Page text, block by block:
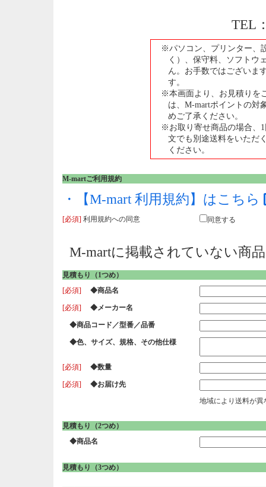
TEL
※パソコン、プリンター、
く）、保守料、ソフトウ
ん。お手数ではございま
す。
※本画面より、お見積りを
は、M-martポイントの対
めご了承ください。
※お取り寄せ商品の場合、
文でも別途送料をいただ
ください。
M-martご利用規約
・【M-mart 利用規約】はこちら
[必須] 利用規約への同意 同意する
M-martに掲載されていない商
見積もり（1つめ）
[必須]
◆商品名
[必須] ◆メーカー名
◆商品コード／型番／品番
◆色、サイズ、規格、その他仕様
[必須] ◆数量
[必須]
◆お届け先
地域により送料が
見積もり（2つめ）
◆商品名
見積もり（3つめ）